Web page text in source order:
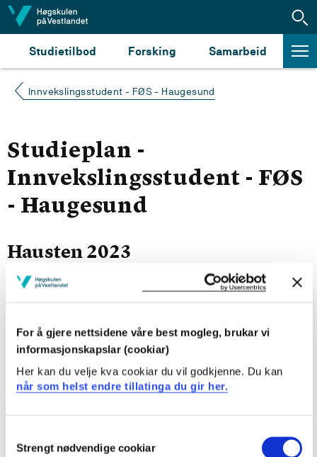
For å gjere nettsidene våre best mogleg, brukar vi
informasjonskapslar (cookiar)
Her kan du velje kva cookiar du vil godkjenne. Du kan
når som helst endre tillatinga du gir her.
Selection
Strengt nødvendige cookiar
Hopp til innhald
Studietilbod Forsking Samarbeid
Innvekslingsstudent - FØS - Haugesund
Studieplan -
Innvekslingsstudent - FØS
- Haugesund
Hausten 2023
Sjå emneoversikt for kull 2023
Fleire studieplaner
Kull Våren 2023